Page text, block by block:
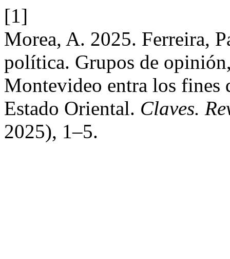
[1]
Morea, A. 2025. Ferreira,
política. Grupos de
Montevideo entra los
Estado Oriental. Claves.
2025), 1–5.